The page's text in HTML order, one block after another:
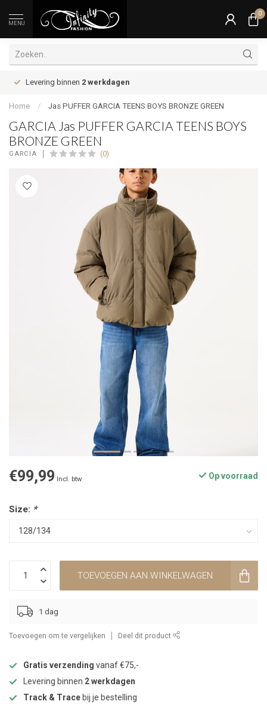
MENU
0
Levering binnen 2 werkdagen
Home / Jas PUFFER GARCIA TEENS BOYS BRONZE GREEN
GARCIA Jas PUFFER GARCIA TEENS BOYS
BRONZE GREEN
GARCIA (0)
€99,99 Incl. btw Op voorraad
Size: *
TOEVOEGEN AAN WINKELWAGEN
1 dag
Toevoegen om te vergelijken Deel dit product
Gratis verzending vanaf €75,-
Levering binnen 2 werkdagen
Track & Trace bij je bestelling